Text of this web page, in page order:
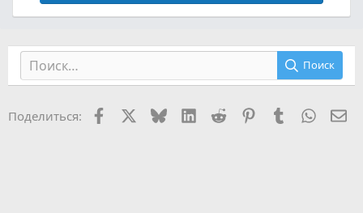
Поиск
Поделиться: FacebookX (Twitter)
BlueskyLinkedIn
Reddit PinterestTumblr